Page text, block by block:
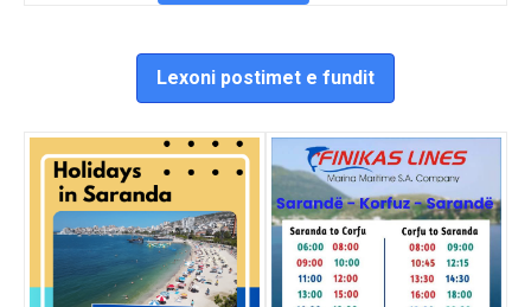
Lexoni postimet e fundit